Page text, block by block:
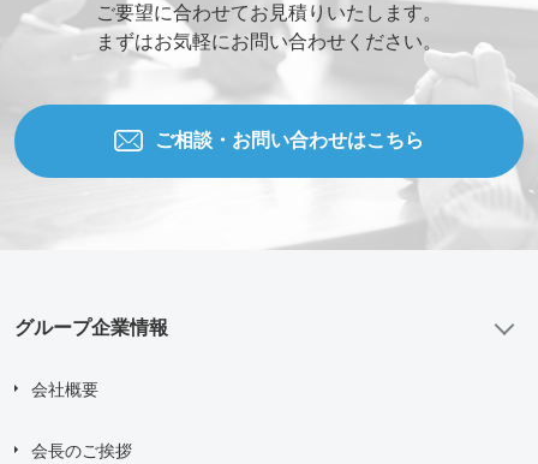
ご要望に合わせてお見積りいたします。
まずはお気軽にお問い合わせください。
ご相談・お問い合わせはこちら
グループ企業情報
会社概要
会長のご挨拶